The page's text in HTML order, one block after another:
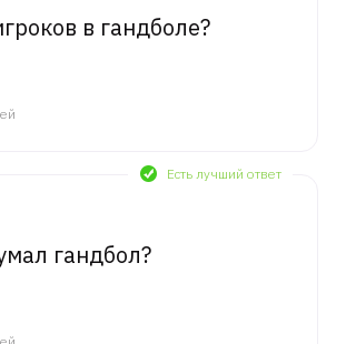
в гандболе?
Есть лучший ответ
гандбол?